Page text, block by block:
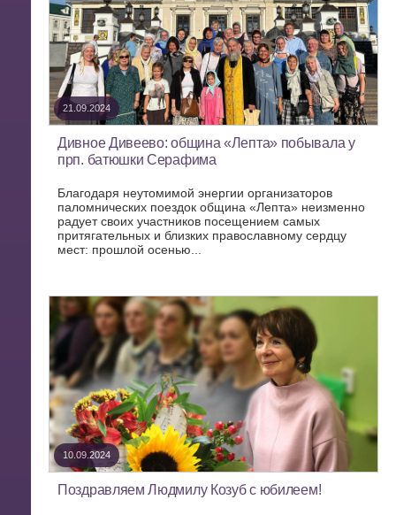
21.09.2024
Дивное Дивеево: община «Лепта» побывала у
прп. батюшки Серафима
Благодаря неутомимой энергии организаторов
паломнических поездок община «Лепта» неизменно
радует своих участников посещением самых
притягательных и близких православному сердцу
мест: прошлой осенью...
10.09.2024
Поздравляем Людмилу Козуб с юбилеем!